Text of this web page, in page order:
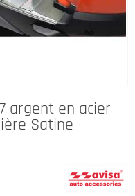
argent en acier
Satine